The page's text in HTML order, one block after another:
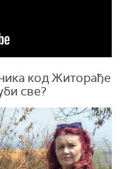
код Житорађе
све?